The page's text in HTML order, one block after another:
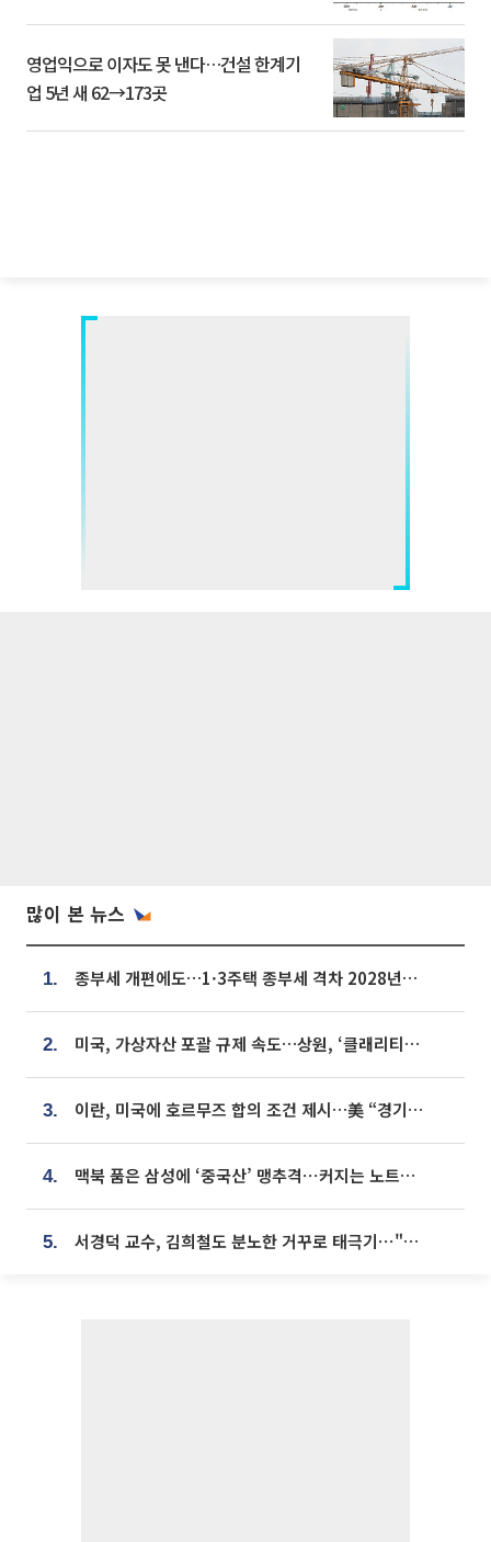
영업익으로 이자도 못 낸다…건설 한계기
업 5년 새 62→173곳
많이 본 뉴스
1. 종부세 개편에도…1·3주택 종부세 격차 2028년부터 확대
2. 미국, 가상자산 포괄 규제 속도…상원, ‘클래리티법’ 9월 절차투표 추진
3. 이란, 미국에 호르무즈 합의 조건 제시…美 “경기 아직 안 끝나” [종합]
4. 맥북 품은 삼성에 ‘중국산’ 맹추격⋯커지는 노트북 OLED 시장
5. 서경덕 교수, 김희철도 분노한 거꾸로 태극기⋯"엉터리는 아냐, 아쉬울 뿐"